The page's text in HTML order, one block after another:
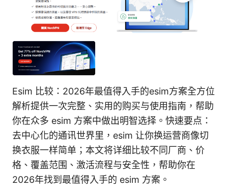
Esim 比较：2026年最值得入手的esim方案全方位
解析提供一次完整、实用的购买与使用指南，帮助
你在众多 esim 方案中做出明智选择。快速要点：
去中心化的通讯世界里，esim 让你换运营商像切
换衣服一样简单；本文将详细比较不同厂商、价
格、覆盖范围、激活流程与安全性，帮助你在
2026年找到最值得入手的 esim 方案。